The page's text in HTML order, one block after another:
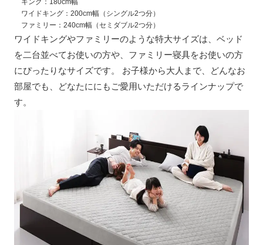
キング：180cm幅
ワイドキング：200cm幅（シングル2つ分）
ファミリー：240cm幅（セミダブル2つ分）
ワイドキングやファミリーのような特大サイズは、ベッド
を二台並べてお使いの方や、ファミリー寝具をお使いの方
にぴったりなサイズです。 お子様から大人まで、どんなお
部屋でも、どなたににもご愛用いただけるラインナップで
す。